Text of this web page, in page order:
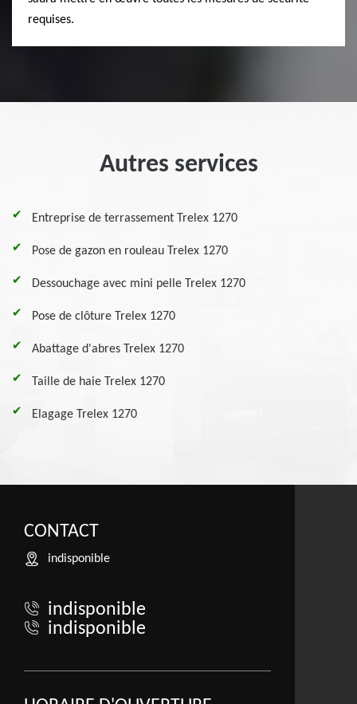
requises.
Autres services
Entreprise de terrassement Trelex 1270
Pose de gazon en rouleau Trelex 1270
Dessouchage avec mini pelle Trelex 1270
Pose de clôture Trelex 1270
Abattage d'abres Trelex 1270
Taille de haie Trelex 1270
Elagage Trelex 1270
CONTACT
indisponible
indisponible
indisponible